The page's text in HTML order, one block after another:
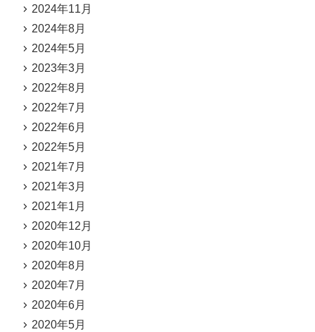
2024年11月
2024年8月
2024年5月
2023年3月
2022年8月
2022年7月
2022年6月
2022年5月
2021年7月
2021年3月
2021年1月
2020年12月
2020年10月
2020年8月
2020年7月
2020年6月
2020年5月